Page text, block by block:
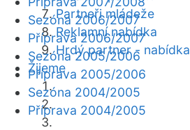
Partneři mládeže
Reklamní nabídka
Hrdý partner - nabídka
Žijeme
Sezóna 2006/2007
Příprava 2006/2007
Sezóna 2005/2006
Příprava 2005/2006
Sezóna 2004/2005
Příprava 2004/2005